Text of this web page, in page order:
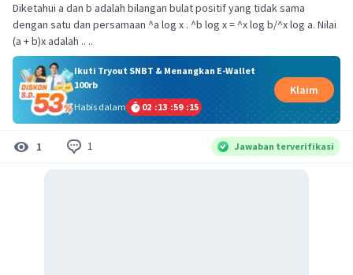
Diketahui a dan b adalah bilangan bulat positif yang tidak sama
dengan satu dan persamaan ^a log x . ^b log x = ^x log b/^x log a. Nilai
(a + b)x adalah .. ..
Ikuti Tryout SNBT & Menangkan E-Wallet
100rb
Habis dalam
02 :13 :59 :15
Klaim
1 1 Jawaban terverifikasi